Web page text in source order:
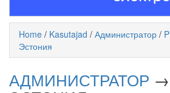
Home / Kasutajad / Администратор /
Эстония
АДМИНИСТРАТОР →